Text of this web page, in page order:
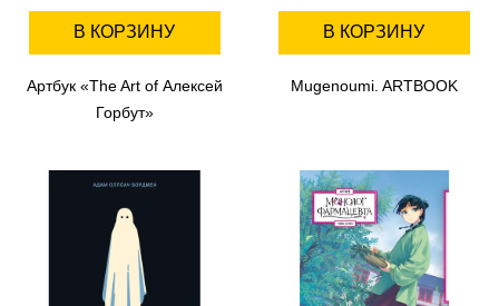
В КОРЗИНУ
Артбук «The Art of Алексей
Горбут»
В КОРЗИНУ
Mugenoumi. ARTBOOK